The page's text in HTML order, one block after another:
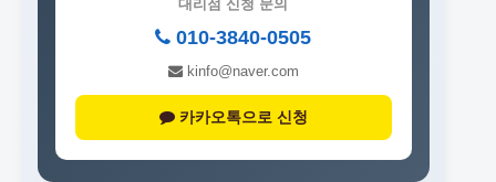
대리점 신청 문의
010-3840-0505
kinfo@naver.com
카카오톡으로 신청